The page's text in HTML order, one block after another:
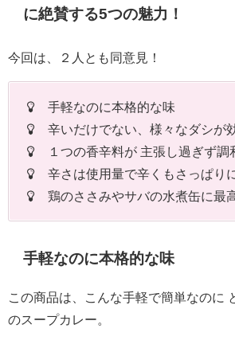
に絶賛する5つの魅力！
今回は、２人とも同意見！
手軽なのに本格的な味
辛いだけでない、様々なダシが
１つの香辛料が 主張し過ぎず調
辛さは使用量で辛くもさっぱり
鶏のささみやサバの水煮缶に最
手軽なのに本格的な味
この商品は、こんな手軽で簡単なのに
のスープカレー。